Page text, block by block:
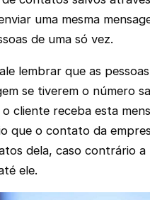
uma mesma
de uma só vez.
lembrar que as
se tiverem o número
cliente receba esta
que o contato da
dela, caso contrário a
ele.